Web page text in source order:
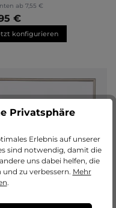
ab 7,55 €
€
konfigurieren
Sternen
Privatsphäre
Erlebnis auf unserer
sind notwendig, damit die
uns dabei helfen, die
zu verbessern. Mehr
.